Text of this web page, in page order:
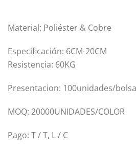
Material: Poliéster & Cobre
Especificación: 6CM-20CM
Resistencia: 60KG
Presentacion: 100unidades/
MOQ: 20000UNIDADES/COLOR
Pago: T / T, L / C